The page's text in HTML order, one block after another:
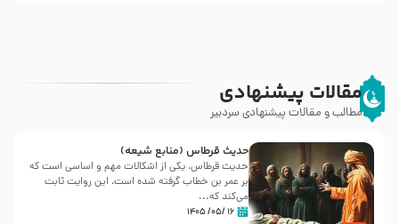
مقالات پیشنهادی
مطالب و مقالات پیشنهادی سردبیر
حدیث قرطاس (منابع شیعه)
حدیث قرطاس، یکی از اشکالات مهم و اساسی است که
بر عمر بن خطاب گرفته شده است، این روایت ثابت
می‌کند که...
۱۶ /۰۵/ ۱۴۰۵